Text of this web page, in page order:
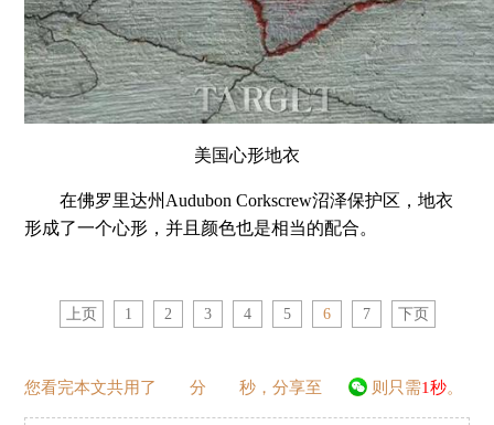
美国心形地衣
在佛罗里达州Audubon Corkscrew沼泽保护区，地衣
形成了一个心形，并且颜色也是相当的配合。
上页 1 2 3 4 5 6 7 下页
您看完本文共用了 分 秒，分享至 则只需1秒。